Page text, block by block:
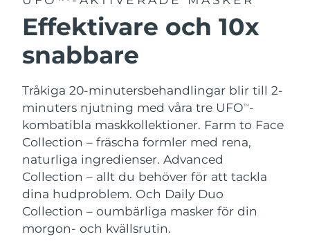
Effektivare och 10x
snabbare
Tråkiga 20-minutersbehandlingar blir till 2-
minuters njutning med våra tre UFOTM-
kombatibla maskkollektioner. Farm to Face
Collection – fräscha formler med rena,
naturliga ingredienser. Advanced
Collection – allt du behöver för att tackla
dina hudproblem. Och Daily Duo
Collection – oumbärliga masker för din
morgon- och kvällsrutin.